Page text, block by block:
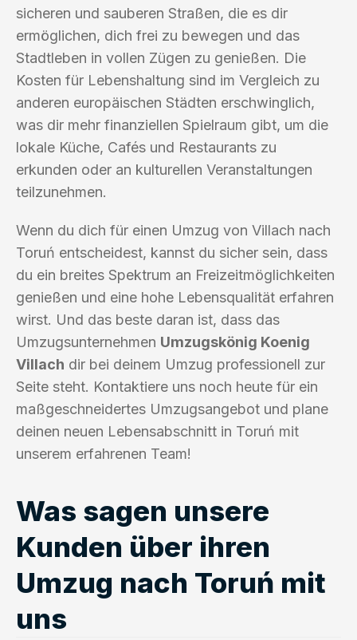
sicheren und sauberen Straßen, die es dir
ermöglichen, dich frei zu bewegen und das
Stadtleben in vollen Zügen zu genießen. Die
Kosten für Lebenshaltung sind im Vergleich zu
anderen europäischen Städten erschwinglich,
was dir mehr finanziellen Spielraum gibt, um die
lokale Küche, Cafés und Restaurants zu
erkunden oder an kulturellen Veranstaltungen
teilzunehmen.
Wenn du dich für einen Umzug von Villach nach
Toruń entscheidest, kannst du sicher sein, dass
du ein breites Spektrum an Freizeitmöglichkeiten
genießen und eine hohe Lebensqualität erfahren
wirst. Und das beste daran ist, dass das
Umzugsunternehmen Umzugskönig Koenig
Villach dir bei deinem Umzug professionell zur
Seite steht. Kontaktiere uns noch heute für ein
maßgeschneidertes Umzugsangebot und plane
deinen neuen Lebensabschnitt in Toruń mit
unserem erfahrenen Team!
Was sagen unsere
Kunden über ihren
Umzug nach Toruń mit
uns